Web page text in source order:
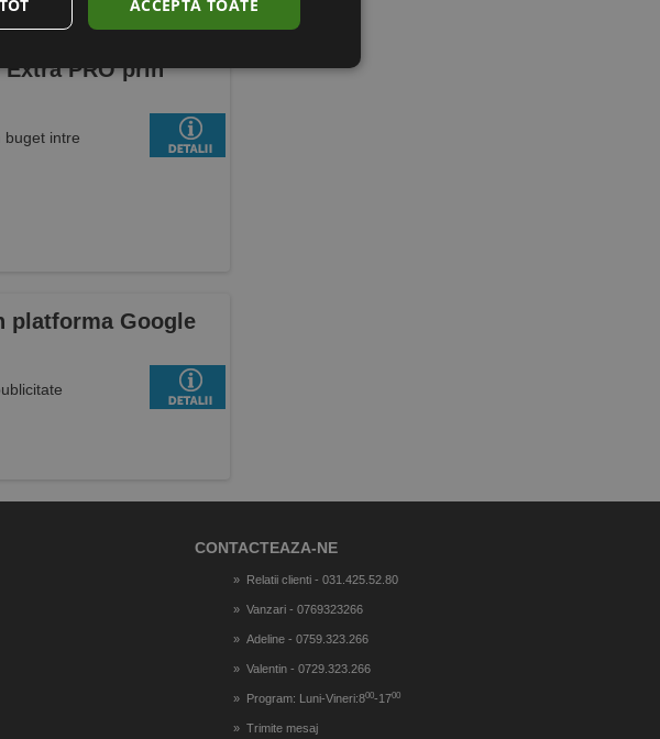
PRO prin
buget intre
platforma Google
CONTACTEAZA-NE
Relatii clienti - 031.425.52.80
Vanzari - 0769323266
Adeline - 0759.323.266
Valentin - 0729.323.266
Program: Luni-Vineri:800-1700
Trimite mesaj
ACCEPTĂ TOATE